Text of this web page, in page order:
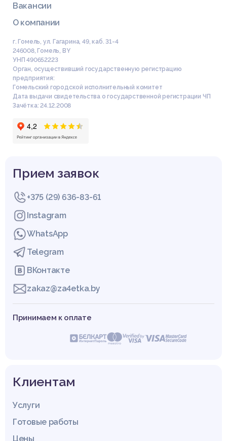
Вакансии
О компании
г. Гомель, ул. Гагарина, 49, каб. 31-4
246008,Гомель BY
УНП 490652223
Орган, осуществивший государственную регистрацию
предприятия:
Гомельский городской исполнительный комитет
Дата выдачи свидетельства о государственной регистрации ЧП
Зачётка: 24.12.2008
Прием заявок
+375 (29) 636-83-61
Instagram
WhatsApp
Telegram
ВКонтакте
zakaz@za4etka.by
Принимаем к оплате
Клиентам
Услуги
Готовые работы
Цены